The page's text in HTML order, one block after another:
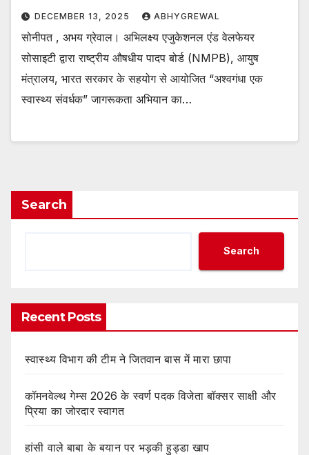
DECEMBER 13, 2025 ABHYGREWAL
सोनीपत , अभय ग्रेवाल। अभिलक्ष्य एजुकेशनल एंड वेलफेयर
सोसाइटी द्वारा राष्ट्रीय औषधीय पादप बोर्ड (NMPB), आयुष
मंत्रालय, भारत सरकार के सहयोग से आयोजित “अश्वगंधा एक
स्वास्थ्य संवर्धक” जागरूकता अभियान का…
Search
Search
Recent Posts
स्वास्थ्य विभाग की टीम ने जितवान बास में मारा छापा
कॉमनवेल्थ गेम्स 2026 के स्वर्ण पदक विजेता बॉक्सर साक्षी और
प्रिया का जोरदार स्वागत
हांसी वाले बाबा के बयान पर भड़की हुड्डा खाप